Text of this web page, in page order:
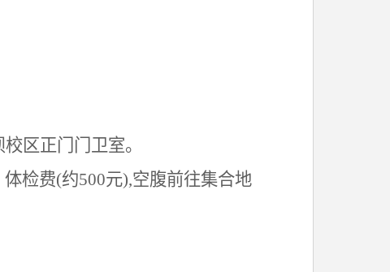
校区正门门卫室。
检费(约500元),空腹前往集合地